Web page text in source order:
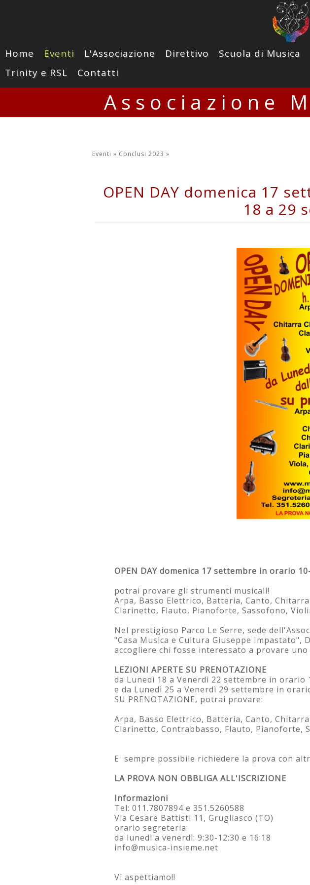
Home Eventi L'Associazione Direttivo Scuola di Musica
Trinity e RSL
Contatti
Associazione
Eventi » Conclusi 2023 »
OPEN DAY domenica 17
18 a 29
OPEN DAY domenica 17 settembre in orario
potrai provare gli strumenti musicali!
Arpa, Basso Elettrico, Batteria, Canto,
Clarinetto, Flauto, Pianoforte, Sassofono,
Nel prestigioso Parco Le Serre, sede
"Casa Musica e Cultura Giuseppe
accogliere chi fosse interessato a provare
LEZIONI APERTE SU PRENOTAZIONE
da Lunedì 18 a Venerdì 22 settembre in orario
e da Lunedì 25 a Venerdì 29 settembre in
SU PRENOTAZIONE, potrai provare:
Arpa, Basso Elettrico, Batteria, Canto,
Clarinetto, Contrabbasso, Flauto, Pianoforte,
E' sempre possibile richiedere la prova con
LA PROVA NON OBBLIGA ALL'ISCRIZIONE
Informazioni
Tel: 011.7807894 e 351.5260588
Via Cesare Battisti 11, Grugliasco (TO)
orario segreteria:
da lunedì a venerdì: 9:30-12:30 e 16:18
info@musica-insieme.net
Vi aspettiamo!!